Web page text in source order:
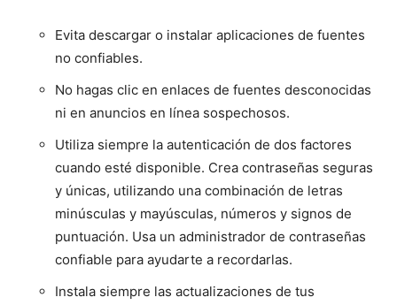
Evita descargar o instalar aplicaciones de fuentes
no confiables.
No hagas clic en enlaces de fuentes desconocidas
ni en anuncios en línea sospechosos.
Utiliza siempre la autenticación de dos factores
cuando esté disponible. Crea contraseñas seguras
y únicas, utilizando una combinación de letras
minúsculas y mayúsculas, números y signos de
puntuación. Usa un administrador de contraseñas
confiable para ayudarte a recordarlas.
Instala siempre las actualizaciones de tus